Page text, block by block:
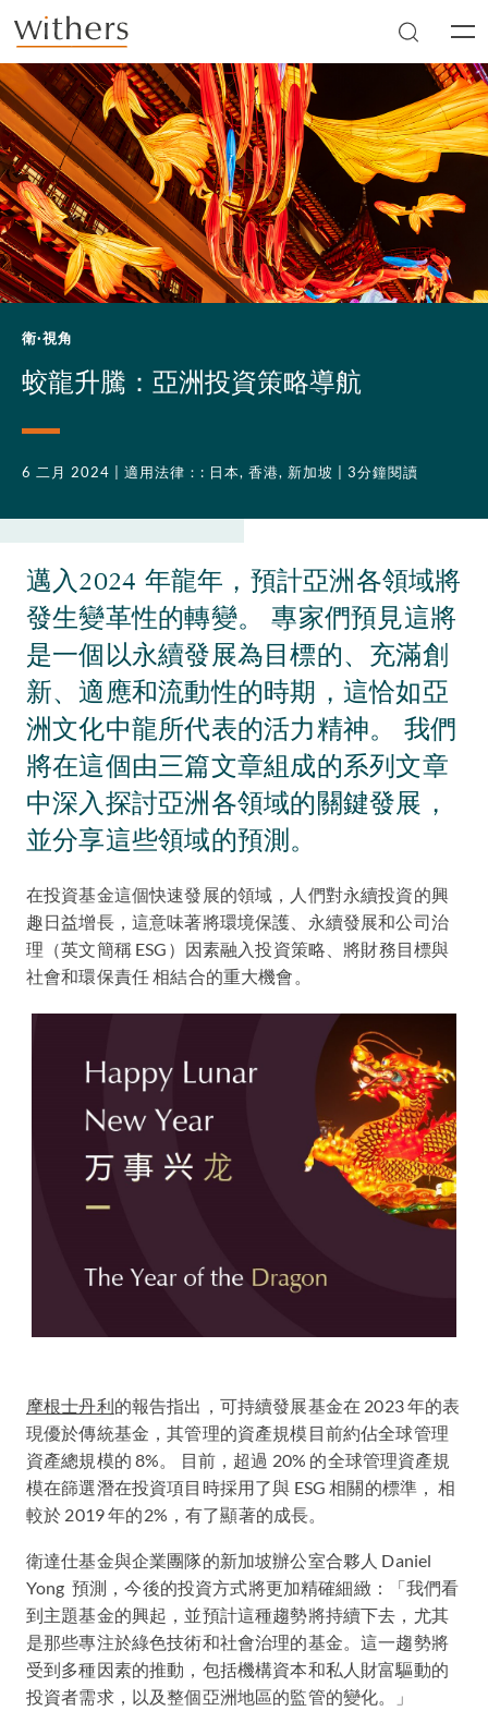
Skip to main content
衛·視角
蛟龍升騰：亞洲投資策略導航
6 二月 2024 | 適用法律：: 日本, 香港, 新加坡 | 3分鐘閱讀
邁入2024 年龍年，預計亞洲各領域將
發生變革性的轉變。 專家們預見這將
是一個以永續發展為目標的、充滿創
新、適應和流動性的時期，這恰如亞
洲文化中龍所代表的活力精神。 我們
將在這個由三篇文章組成的系列文章
中深入探討亞洲各領域的關鍵發展，
並分享這些領域的預測。
在投資基金這個快速發展的領域，人們對永續投資的興
趣日益增長，這意味著將環境保護、永續發展和公司治
理（英文簡稱 ESG）因素融入投資策略、將財務目標與
社會和環保責任 相結合的重大機會。
摩根士丹利的報告指出，可持續發展基金在 2023 年的表
現優於傳統基金，其管理的資產規模目前約佔全球管理
資產總規模的 8%。 目前，超過 20% 的全球管理資產規
模在篩選潛在投資項目時採用了與 ESG 相關的標準， 相
較於 2019 年的2%，有了顯著的成長。
衛達仕基金與企業團隊的新加坡辦公室合夥人 Daniel
Yong 預測，今後的投資方式將更加精確細緻：「我們看
到主題基金的興起，並預計這種趨勢將持續下去，尤其
是那些專注於綠色技術和社會治理的基金。這一趨勢將
受到多種因素的推動，包括機構資本和私人財富驅動的
投資者需求，以及整個亞洲地區的監管的變化。」